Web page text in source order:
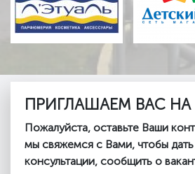
ПРИГЛАШАЕМ ВАС
Пожалуйста, оставьте Ваши
мы свяжемся с Вами, чтобы
консультации, сообщить о